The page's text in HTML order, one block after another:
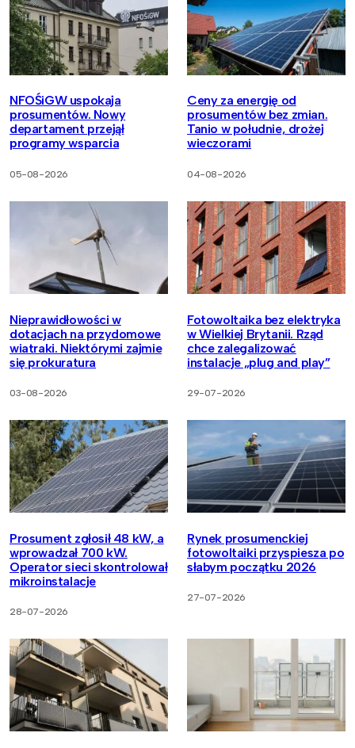
NFOŚiGW uspokaja
prosumentów. Nowy
departament przejął
programy wsparcia
05-08-2026
Ceny za energię od
prosumentów bez zmian.
Tanio w południe, drożej
wieczorami
04-08-2026
Nieprawidłowości w
dotacjach na przydomowe
wiatraki. Niektórymi zajmie
się prokuratura
03-08-2026
Fotowoltaika bez elektryka
w Wielkiej Brytanii. Rząd
chce zalegalizować
instalacje „plug and play”
29-07-2026
Prosument zgłosił 48 kW, a
wprowadzał 700 kW.
Operator sieci skontrolował
mikroinstalacje
28-07-2026
Rynek prosumenckiej
fotowoltaiki przyspiesza po
słabym początku 2026
27-07-2026